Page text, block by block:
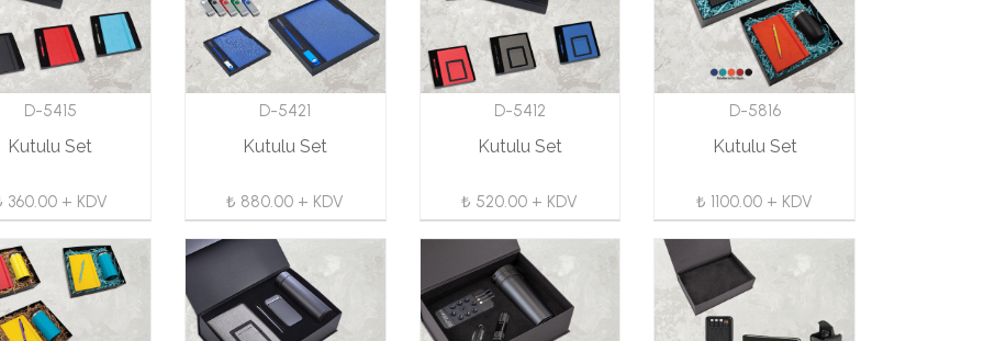
D-5415
Kutulu Set
360.00 + KDV
D-5421
Kutulu Set
₺ 880.00 + KDV
D-5412
Kutulu Set
₺ 520.00 + KDV
D-5816
Kutulu Set
₺ 1100.00 + KDV